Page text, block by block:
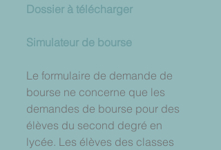
Dossier à télécharger
Simulateur de bourse
Le formulaire de demande de
bourse ne concerne que les
demandes de bourse pour des
élèves du second degré en
lycée. Les élèves des classes